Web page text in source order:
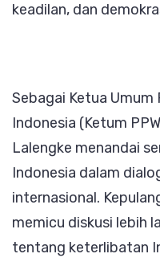
keadilan, dan
Sebagai Ketua Umum
Indonesia (Ketum
Lalengke menandai
Indonesia dalam
internasional.
memicu diskusi lebih
tentang keterlibatan